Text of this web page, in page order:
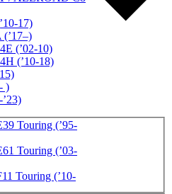
17)
(’02-10)
(’10-18)
)
Touring (’95-
Touring (’03-
Touring (’10-